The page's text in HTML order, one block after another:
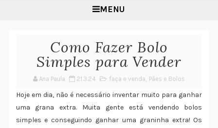
MENU
Como Fazer Bolo
Simples para Vender
Ana Paula 21.3.24 faça e venda, Pães e Bolos
Hoje em dia, não é necessário inventar muito para ganhar
uma grana extra. Muita gente está vendendo bolos
simples e conseguindo ganhar uma graninha extra! Os